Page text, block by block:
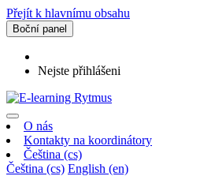
Přejít k hlavnímu obsahu
Boční panel
Nejste přihlášeni
O nás
Kontakty na koordinátory
Čeština ‎(cs)‎
Čeština ‎(cs)‎ English ‎(en)‎